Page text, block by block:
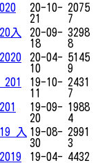
20-10-
21
2075
7
入
20-09-
18
3298
8
20-04-
10
5145
9
19-10-
11
2431
7
19-09-
20
1988
4
入 19-08-
30
2991
3
19-04- 4432